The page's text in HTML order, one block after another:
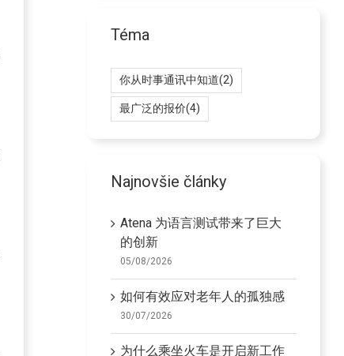
Téma
你从时事通讯中知道(2)
最广泛的报价(4)
Najnovšie články
Atena 为语言测试带来了巨大
的创新
05/08/2026
如何有效应对老年人的孤独感
30/07/2026
为什么乘坐火车是开启新工作